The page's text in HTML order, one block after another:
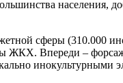
населения,
сферы (310.000
ЖКХ. Впереди –